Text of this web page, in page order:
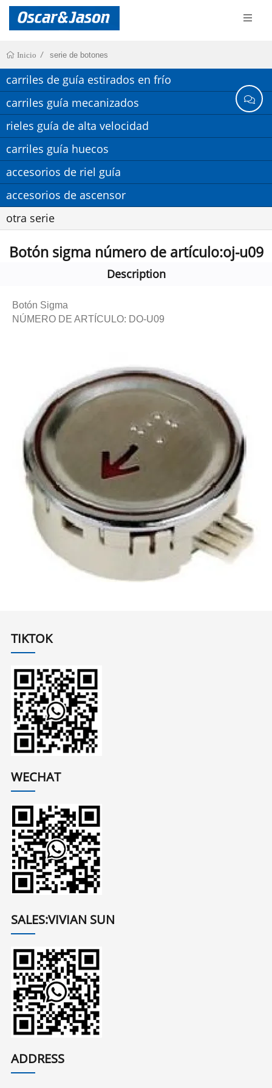
Inicio serie de botones
carriles de guía estirados en frío
carriles guía mecanizados
rieles guía de alta velocidad
carriles guía huecos
accesorios de riel guía
accesorios de ascensor
otra serie
Botón sigma número de artículo:oj-u09
Description
Botón Sigma
NÚMERO DE ARTÍCULO: DO-U09
TIKTOK
WECHAT
SALES:VIVIAN SUN
ADDRESS